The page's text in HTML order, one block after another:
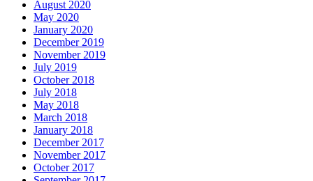
August 2020
May 2020
January 2020
December 2019
November 2019
July 2019
October 2018
July 2018
May 2018
March 2018
January 2018
December 2017
November 2017
October 2017